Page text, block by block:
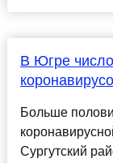
В Югре
Больше
Сургутский